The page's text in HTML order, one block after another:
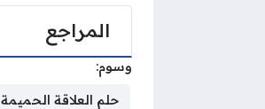
المراجع
وسوم:
حلم العلاقة الحميمة